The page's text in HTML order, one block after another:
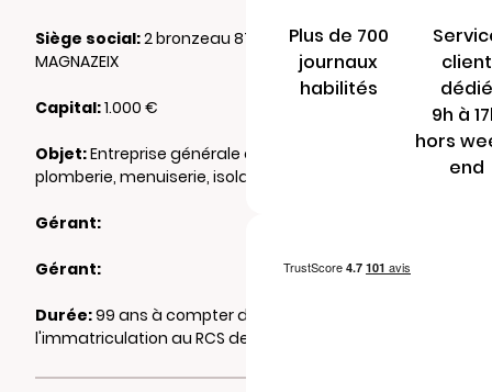
Siège social:2 bronzeau 87190 ST LEGER
MAGNAZEIX
Capital:1.000 €
Objet:Entreprise générale de bâtiment,
plomberie, menuiserie, isolation
Gérant:
Gérant:
Durée:99 ans à compter de
l'immatriculation au RCS de LIMOGES
Plus de 700
journaux
habilités
client
dédié
9h à
hors
end